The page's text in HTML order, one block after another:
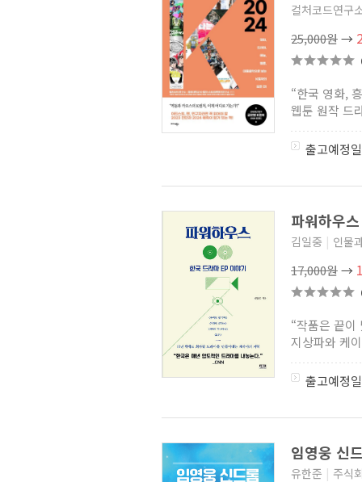
컬처코드연구
25,000원→
“한국 영화,
웹툰 원작 드
출고예정
파워하우
김일중 | 인물
17,000원→
“작품은 끝이
지상파와 케
출고예정
임영웅 신
유한준 | 주식